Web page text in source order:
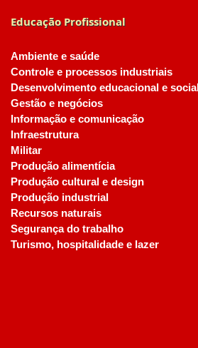
Educação Profissional
Ambiente e saúde
Controle e processos industriais
Desenvolvimento educacional e social
Gestão e negócios
Informação e comunicação
Infraestrutura
Militar
Produção alimentícia
Produção cultural e design
Produção industrial
Recursos naturais
Segurança do trabalho
Turismo, hospitalidade e lazer